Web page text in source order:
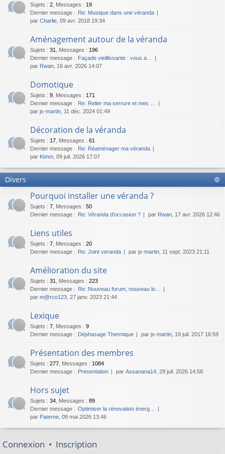
Sujets : 2 Messages : 19
Dernier message : Re: Musique dans une véranda
par Charlie , 09 avr. 2018 19:34
Aménagement autour de la véranda
Sujets : 31 Messages : 196
Dernier message : Façade vieillissante : vous a…
par Rwan , 16 avr. 2026 14:07
Domotique
Sujets : 9 Messages : 171
Dernier message : Re: Relier ma serrure et mes …
par js-martin , 11 déc. 2024 01:49
Décoration de la véranda
Sujets : 17 Messages : 61
Dernier message : Re: Réaménager ma véranda
par Kimm , 09 juil. 2026 17:07
Divers
Pourquoi installer une véranda ?
Sujets : 7 Messages : 50
Dernier message : Re: Véranda d'occasion ? par Rwan , 17 avr. 2026 12:46
Liens utiles
Sujets : 7 Messages : 20
Dernier message : Re: Joint veranda par js-martin , 11 sept. 2023 21:11
Amélioration du site
Sujets : 31 Messages : 223
Dernier message : Re: Nouveau forum, nouveau lo…
par m@rco123 , 27 janv. 2023 21:44
Lexique
Sujets : 7 Messages : 9
Dernier message : Déphasage Thermique par js-martin , 19 juil. 2017 16:59
Présentation des membres
Sujets : 277 Messages : 1084
Dernier message : Presentation par Assanana14 , 29 juil. 2026 14:58
Hors sujet
Sujets : 34 Messages : 89
Dernier message : Optimiser la rénovation énerg…
par Paterne , 09 mai 2026 13:46
Connexion • Inscription